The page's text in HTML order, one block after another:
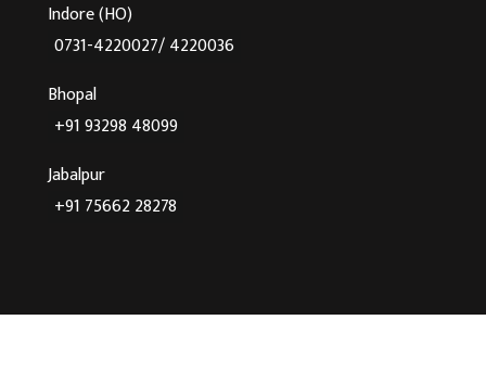
Indore (HO)
0731-4220027/ 4220036
Bhopal
+91 93298 48099
Jabalpur
+91 75662 28278